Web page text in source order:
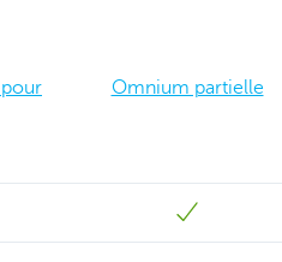
Omnium partielle